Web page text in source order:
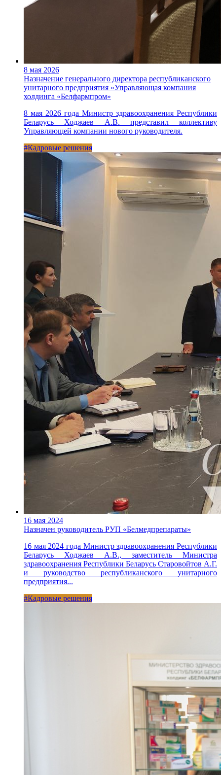
8 мая 2026
Назначение генерального директора республиканского
унитарного предприятия «Управляющая компания
холдинга «Белфармпром»
8 мая 2026 года Министр здравоохранения Республики
Беларусь Ходжаев А.В. представил коллективу
Управляющей компании нового руководителя.
#Кадровые решения
16 мая 2024
Назначен руководитель РУП «Белмедпрепараты»
16 мая 2024 года Министр здравоохранения Республики
Беларусь Ходжаев А.В., заместитель Министра
здравоохранения Республики Беларусь Старовойтов А.Г.
и руководство республиканского унитарного
предприятия...
#Кадровые решения